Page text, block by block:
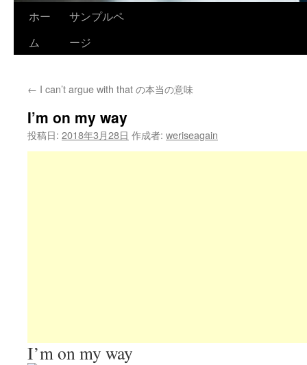
ホー
ム
サンプルペ
ージ
← I can’t argue with that の本当の意味
I’m on my way
投稿日: 2018年3月28日 作成者: weriseagain
I’m on my way